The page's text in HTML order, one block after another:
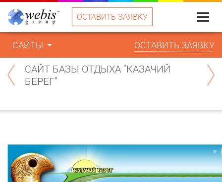
ОСТАВИТЬ ЗАЯВКУ Меню
САЙТЫ ОСТАВИТЬ ЗАЯВКУ
САЙТ БАЗЫ ОТДЫХА "КАЗАЧИЙ
БЕРЕГ"